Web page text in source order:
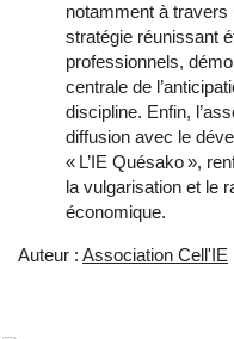
notamment à travers
stratégie réunissant
professionnels,
centrale de
discipline. Enfin,
diffusion avec le
« L’IE Quésako »,
la vulgarisation et le
économique.
Auteur : Association Cell'IE